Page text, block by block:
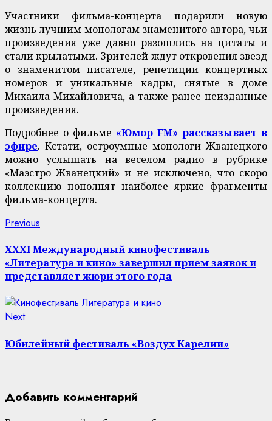
Участники фильма-концерта подарили новую
жизнь лучшим монологам знаменитого автора, чьи
произведения уже давно разошлись на цитаты и
стали крылатыми. Зрителей ждут откровения звезд
о знаменитом писателе, репетиции концертных
номеров и уникальные кадры, снятые в доме
Михаила Михайловича, а также ранее неизданные
произведения.
Подробнее о фильме «Юмор FM» рассказывает в
эфире. Кстати, остроумные монологи Жванецкого
можно услышать на веселом радио в рубрике
«Маэстро Жванецкий» и не исключено, что скоро
коллекцию пополнят наиболее яркие фрагменты
фильма-концерта.
Continue
Reading
Previous
XХXI Международный кинофестиваль
«Литература и кино» завершил прием заявок и
представляет жюри этого года
NextNext
Юбилейный фестиваль «Воздух Карелии»
Добавить комментарий